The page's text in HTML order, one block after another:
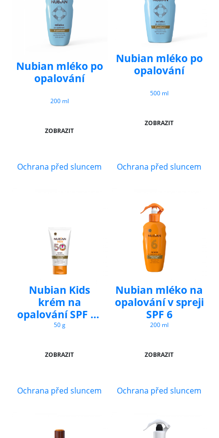
Nubian mléko po
opalování
200 ml
ZOBRAZIT
Nubian mléko po
opalování
500 ml
ZOBRAZIT
Ochrana před sluncem
Nubian Kids
krém na
opalování SPF 50
v tubě
50 g
ZOBRAZIT
Ochrana před sluncem
Nubian mléko na
opalování v spreji
SPF 6
200 ml
ZOBRAZIT
Ochrana před sluncem Ochrana před sluncem